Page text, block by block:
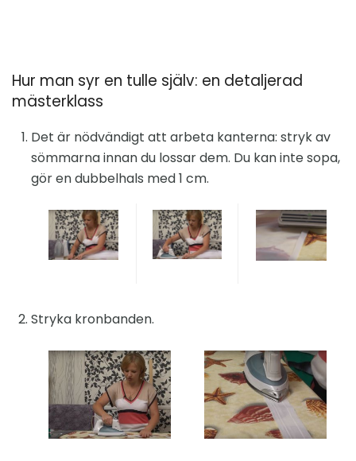
Hur man syr en tulle själv: en detaljerad
mästerklass
Det är nödvändigt att arbeta kanterna: stryk av
sömmarna innan du lossar dem. Du kan inte sopa,
gör en dubbelhals med 1 cm.
Stryka kronbanden.